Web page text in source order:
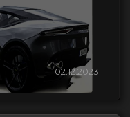
02.12.2023